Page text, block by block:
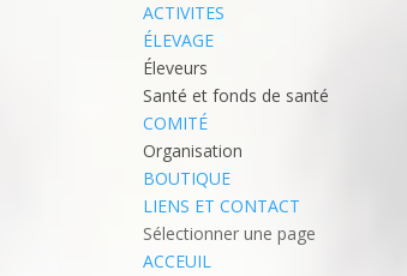
ACTIVITES
ÉLEVAGE
Éleveurs
Santé et fonds de santé
COMITÉ
Organisation
BOUTIQUE
LIENS ET CONTACT
Sélectionner une page
ACCEUIL